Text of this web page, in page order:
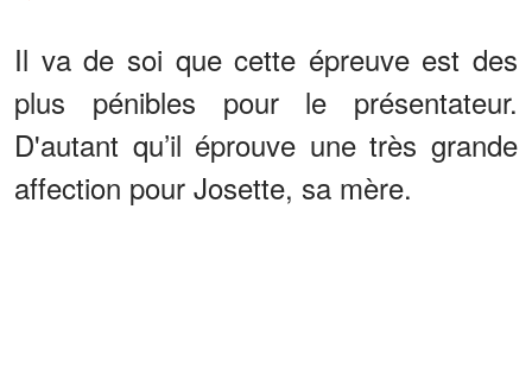
Il va de soi que cette épreuve est des
plus pénibles pour le présentateur.
D'autant qu’il éprouve une très grande
affection pour Josette, sa mère.